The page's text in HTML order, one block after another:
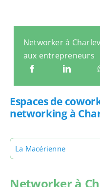
Networker à
aux entrepreneurs
Espaces de
networking à
La Macérienne
Networker à